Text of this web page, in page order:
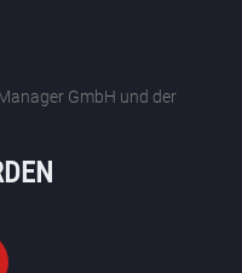
GmbH und der